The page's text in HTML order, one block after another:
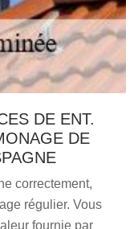
DE ENT.
DE
correctement,
régulier. Vous
fournie par